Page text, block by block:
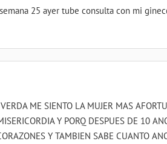
25 ayer tube consulta con mi
ME SIENTO LA MUJER MAS
Y PORQ DESPUES DE 10
Y TAMBIEN SABE CUANTO